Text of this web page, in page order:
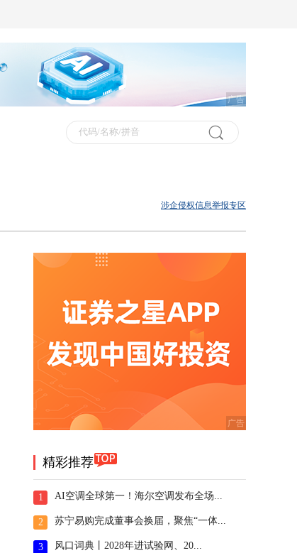
广告
涉企侵权信息举报专区
精彩推荐
1 AI空调全球第一！海尔空调发布全场...
2 苏宁易购完成董事会换届，聚焦“一体...
3 风口词典丨2028年进试验网、20...